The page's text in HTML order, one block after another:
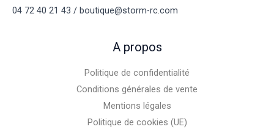
04 72 40 21 43 / boutique@storm-rc.com
A propos
Politique de confidentialité
Conditions générales de vente
Mentions légales
Politique de cookies (UE)